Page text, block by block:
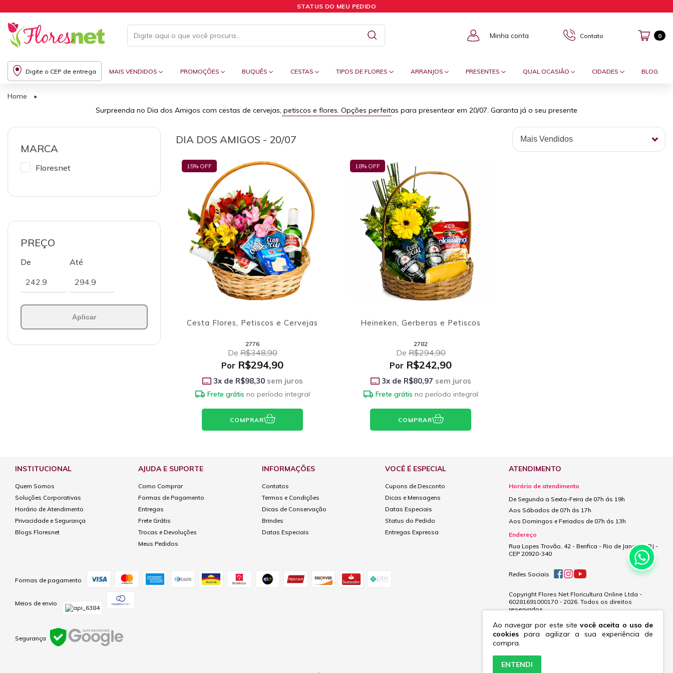
STATUS DO MEU PEDIDO
Minha conta Contato 0
Digite o CEP de entrega MAIS VENDIDOS PROMOÇÕES BUQUÊS CESTAS TIPOS DE FLORES ARRANJOS PRESENTES QUAL OCASIÃO CIDADES BLOG
Ao navegar por este sitevocê aceita o uso de
cookies para agilizar a sua experiência de
compra.
ENTENDI
Home
•
Surpreenda no Dia dos Amigos com cestas de cervejas, petiscos e flores. Opções perfeitas para presentear em 20/07. Garanta já o seu presente
MARCA
Floresnet
PREÇO
De Até
Aplicar
DIA DOS AMIGOS - 20/07
15% OFF
Cesta Flores, Petiscos e Cervejas
2776
De R$348,90
Por R$294,90
3x de R$98,30sem juros
Frete grátis no período integral
COMPRAR
18% OFF
Heineken, Gerberas e Petiscos
2782
De R$294,90
Por R$242,90
3x de R$80,97 sem juros
Frete grátis no período integral
COMPRAR
INSTITUCIONAL
Quem Somos
Soluções Corporativas
Horário de Atendimento
Privacidade e Segurança
Blogs Floresnet
AJUDA E SUPORTE
Como Comprar
Formas de Pagamento
Entregas
Frete Grátis
Trocas e Devoluções
Meus Pedidos
INFORMAÇÕES
Contatos
Termos e Condições
Dicas de Conservação
Brindes
Datas Especiais
VOCÊ É ESPECIAL
Cupons de Desconto
Dicas e Mensagens
Datas Especiais
Status do Pedido
Entregas Expressa
ATENDIMENTO
Horário de atendimento
De Segunda a Sexta-Feira de 07h ás 19h
Aos Sábados de 07h ás 17h
Aos Domingos e Feriados de 07h ás 13h
Endereço
Rua Lopes Trovão, 42 - Benfica - Rio de Janeiro - RJ -
CEP 20920-340
Formas de pagamento
Meios de envio
Segurança
Redes Sociais
Copyright Flores Net Floricultura Online Ltda -
60281691000170 - 2026. Todos os direitos
reservados.